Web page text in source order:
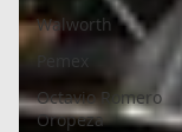
Walworth
Pemex
Octavio Romero
Oropeza